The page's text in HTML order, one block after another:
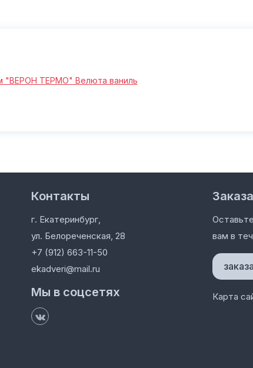
Контакты
г. Екатеринбург,
ул. Белореченская, 28
+7 (912) 663-11-50
ekadveri@mail.ru
Мы в соцсетях
вам в
Карта